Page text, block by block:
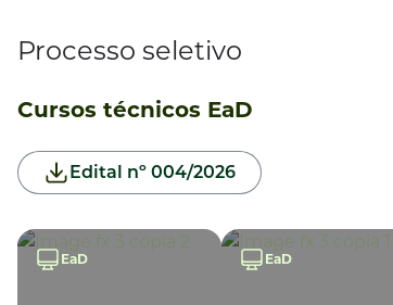
Processo seletivo
Cursos técnicos EaD
Edital nº 004/2026
EaD EaD